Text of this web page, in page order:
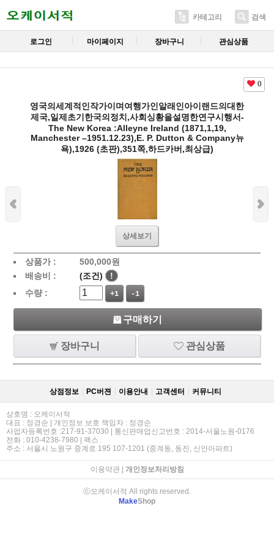
카테고리 검색
로그인 마이페이지 장바구니 관심상품
0
영국의세계적인작가이며여행가인알래인아이랜드의대한
제국,일제초기한국의정치,사회싱황을설명한연구시행서-
The New Korea :Alleyne Ireland (1871,1,19,
Manchester –1951.12.23),E. P. Dutton & Company뉴
욕),1926 (초판),351쪽,하드카버,최상급)
상세보기
상품가 : 500,000원
배송비 :
(조건)
!
수량 :
+1 -1
구매하기
장바구니 관심상품
상점정보 PC버젼 이용안내 고객센터 커뮤니티
상호명 : 오케이서적
대표 : 정경순 | 개인정보 보호 책임자 : 정경순
사업자등록번호 :217-91-37030 | 통신판매업신고번호 : 2014-서울노원-0176
전화 : 010-4238-7980 | 팩스 :
주소 : 서울시 노원구 중계로 195 107-1201 (중계동, 동진, 신안아파트)
이용약관| 개인정보처리방침
ⓒ오케이서적 All rights reserved.
MakeShop